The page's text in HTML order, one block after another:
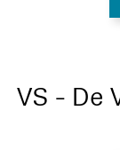
VS - De